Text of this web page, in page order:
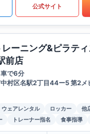
公式サイト
ーニング&ピラテ
前店
で6分
村区名駅2丁目44ー5 第2メ
ウェアレンタル ロッカー
他
トレーナー指名 食事指導